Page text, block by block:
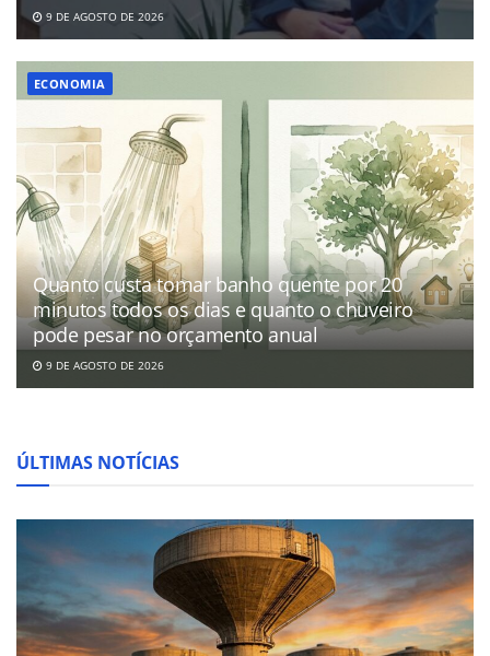
9 DE AGOSTO DE 2026
ECONOMIA
Quanto custa tomar banho quente por 20
minutos todos os dias e quanto o chuveiro
pode pesar no orçamento anual
9 DE AGOSTO DE 2026
ÚLTIMAS NOTÍCIAS